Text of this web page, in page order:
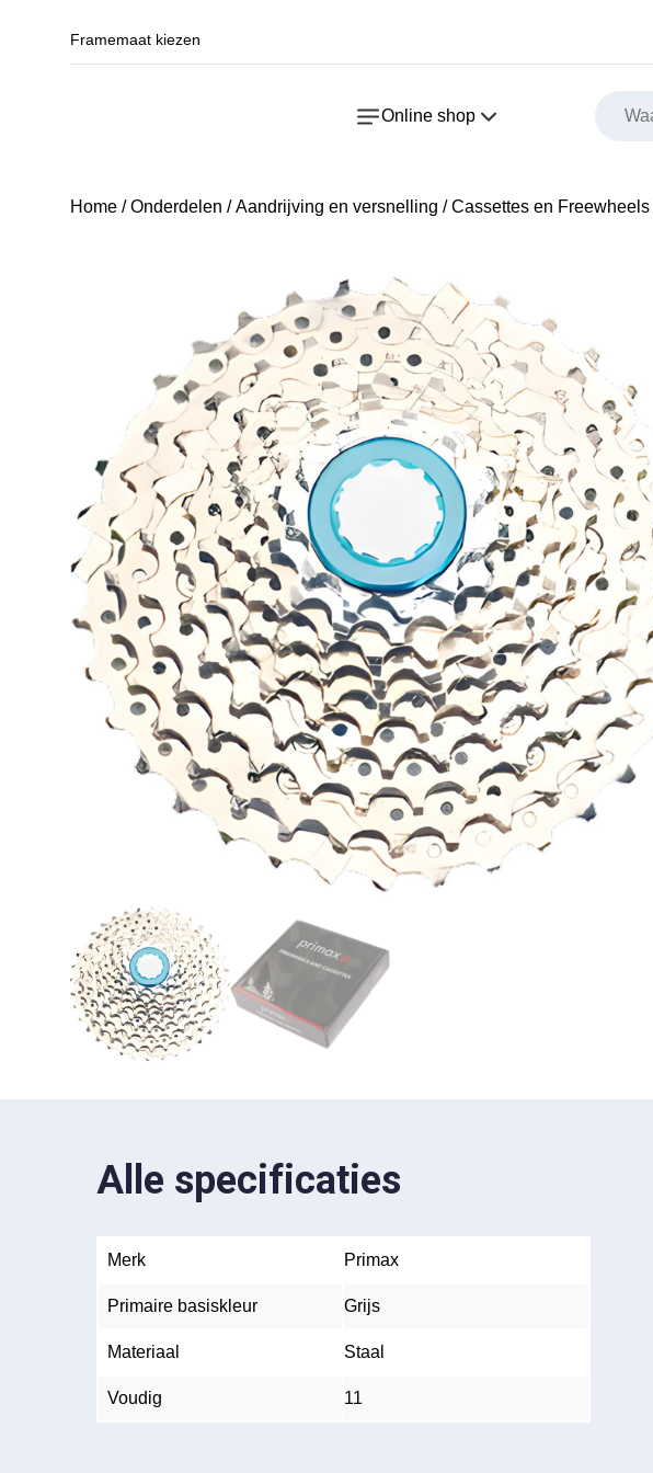
Framemaat kiezen
Online shop
Home /Onderdelen /Aandrijving en versnelling /Cassettes en Freewheels
Alle specificaties
Merk Primax
Primaire basiskleur Grijs
Materiaal Staal
Voudig 11